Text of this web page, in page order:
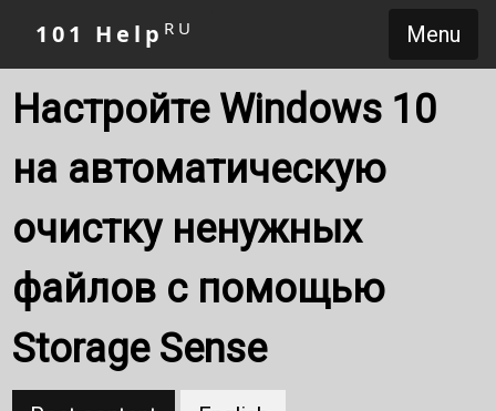
Menu
101 Help RU
Настройте Windows 10
на автоматическую
очистку ненужных
файлов с помощью
Storage Sense